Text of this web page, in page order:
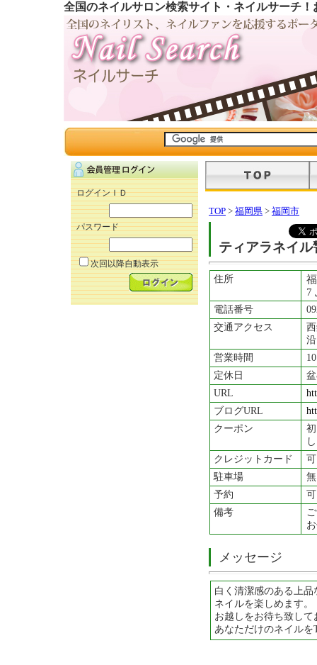
全国のネイルサロン検索サイト・ネイルサーチ
ログインＩＤ
パスワード
次回以降自動表示
TOP > 福岡県 > 福岡市
ティアラネイル
住所
7
電話番号
交通アクセス
営業時間
定休日
URL
ブログURL
クーポン
クレジットカード
可
駐車場
無
予約
可
備考
メッセージ
白く清潔感のある上
ネイルを楽しめます
お越しをお待ち致して
あなただけのネイルを